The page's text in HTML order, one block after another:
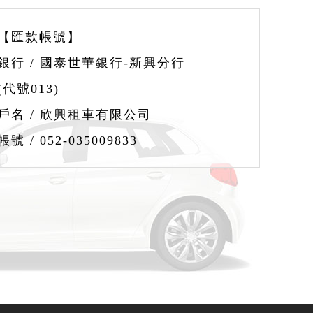
匯款帳號】
行 / 國泰世華銀行-新興分行
號013)
名 / 欣興租車有限公司
號 / 052-035009833